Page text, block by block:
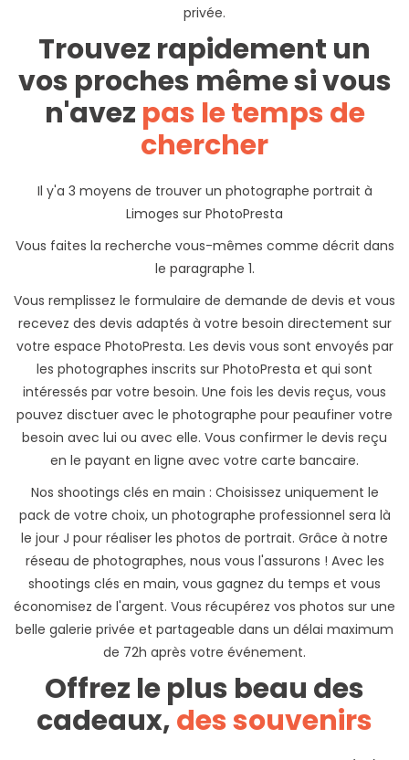
privée.
Trouvez rapidement un
vos proches même si vous
n'avez pas le temps de
chercher
Il y'a 3 moyens de trouver un photographe portrait à
Limoges sur PhotoPresta
Vous faites la recherche vous-mêmes comme décrit dans
le paragraphe 1.
Vous remplissez le formulaire de demande de devis et vous
recevez des devis adaptés à votre besoin directement sur
votre espace PhotoPresta. Les devis vous sont envoyés par
les photographes inscrits sur PhotoPresta et qui sont
intéressés par votre besoin. Une fois les devis reçus, vous
pouvez disctuer avec le photographe pour peaufiner votre
besoin avec lui ou avec elle. Vous confirmer le devis reçu
en le payant en ligne avec votre carte bancaire.
Nos shootings clés en main : Choisissez uniquement le
pack de votre choix, un photographe professionnel sera là
le jour J pour réaliser les photos de portrait. Grâce à notre
réseau de photographes, nous vous l'assurons ! Avec les
shootings clés en main, vous gagnez du temps et vous
économisez de l'argent. Vous récupérez vos photos sur une
belle galerie privée et partageable dans un délai maximum
de 72h après votre événement.
Offrez le plus beau des
cadeaux,des souvenirs